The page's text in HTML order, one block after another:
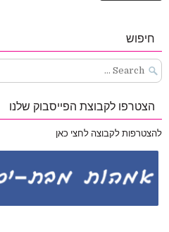
חיפוש
Search
for:
הצטרפו לקבוצת הפייסבוק שלנו
להצטרפות לקבוצה לחצי כאן